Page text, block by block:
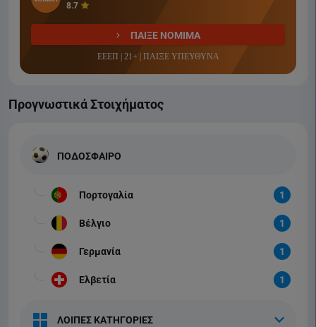
8.7
ΠΑΙΞΕ ΝΟΜΙΜΑ
ΕΕΕΠ | 21+ | ΠΑΙΞΕ ΥΠΕΥΘΥΝΑ
Προγνωστικά Στοιχήματος
ΠΟΔΟΣΦΑΙΡΟ
Πορτογαλία 1
Βέλγιο 1
Γερμανία 1
Ελβετία 1
ΛΟΙΠΕΣ ΚΑΤΗΓΟΡΙΕΣ